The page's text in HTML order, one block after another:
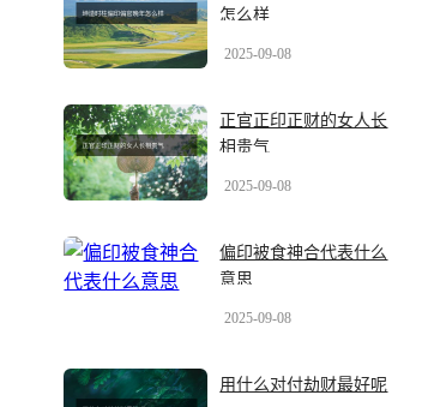
怎么样
2025-09-08
正官正印正财的女人长
相贵气
2025-09-08
偏印被食神合代表什么
意思
2025-09-08
用什么对付劫财最好呢